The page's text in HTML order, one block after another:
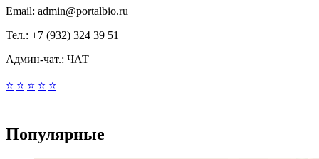
Email: admin@portalbio.ru
Тел.: +7 (932) 324 39 51
Админ-чат.: ЧАТ
⭐ ⭐ ⭐ ⭐ ⭐
Популярные